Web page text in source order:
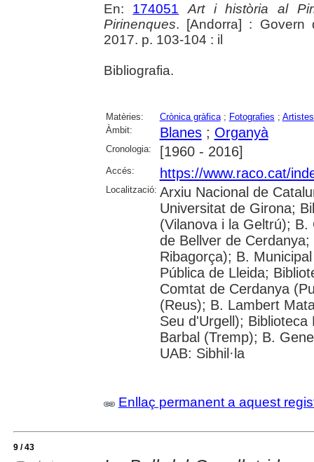
En: 174051
Art i història al
Pirinenques. [Andorra] : Govern
2017. p. 103-104 : il
Bibliografia.
Matèries: Crònica gràfica; Fotografies ; Artistes
Àmbit:
Blanes; Organyà
Cronologia: [1960 - 2016]
Accés: https://www.raco.cat/
Localització: Arxiu Nacional de
Universitat de Girona;
(Vilanova i la Geltrú);
de Bellver de
Ribagorça); B.
Pública de Lleida;
Comtat de Cerdanya
(Reus); B. Lambert
Seu d'Urgell);
Barbal (Tremp); B.
UAB: Sibhil·la
Enllaç permanent a aquest
9 / 43